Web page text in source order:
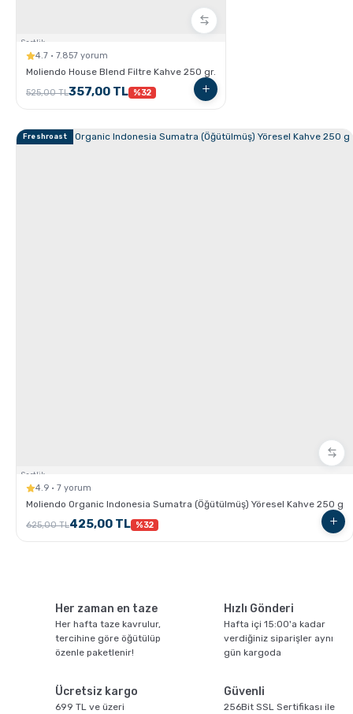
Sertlik:
4.7 · 7.857 yorum
Moliendo House Blend Filtre Kahve 250 gr.
525,00 TL357,00 TL %32
Freshroast
Sertlik:
4.9 · 7 yorum
Moliendo Organic Indonesia Sumatra (Öğütülmüş) Yöresel Kahve 250 g
625,00 TL425,00 TL %32
Her zaman en taze
Her hafta taze kavrulur,
tercihine göre öğütülüp
özenle paketlenir!
Hızlı Gönderi
Hafta içi 15:00'a kadar
verdiğiniz siparişler aynı
gün kargoda
Ücretsiz kargo
699 TL ve üzeri
Güvenli
256Bit SSL Sertifikası ile